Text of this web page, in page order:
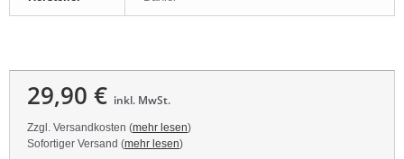
29,90 € inkl. MwSt.
Zzgl. Versandkosten (mehr lesen)
Sofortiger Versand (mehr lesen)